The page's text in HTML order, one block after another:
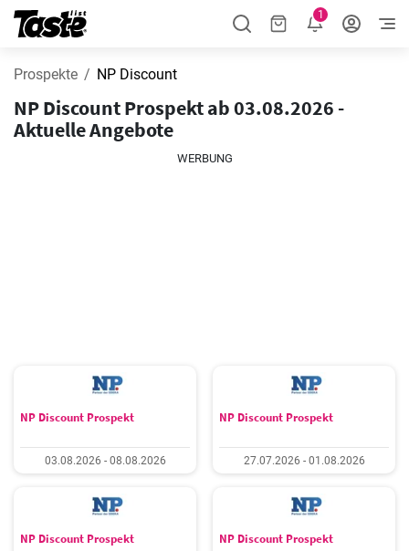
1
Prospekte NP Discount
NP Discount Prospekt ab 03.08.2026 -
Aktuelle Angebote
WERBUNG
NP Discount Prospekt
03.08.2026 - 08.08.2026
NP Discount Prospekt
27.07.2026 - 01.08.2026
NP Discount Prospekt NP Discount Prospekt